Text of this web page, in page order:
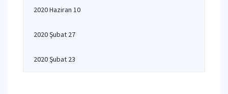
2020 Haziran 10
2020 Şubat 27
2020 Şubat 23